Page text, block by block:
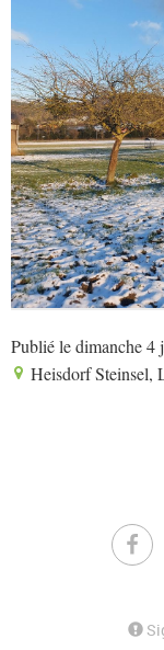
Publié le dimanche 4
Heisdorf Steinsel,